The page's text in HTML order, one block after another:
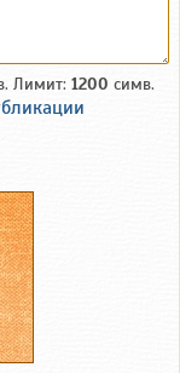
Лимит: 1200 симв.